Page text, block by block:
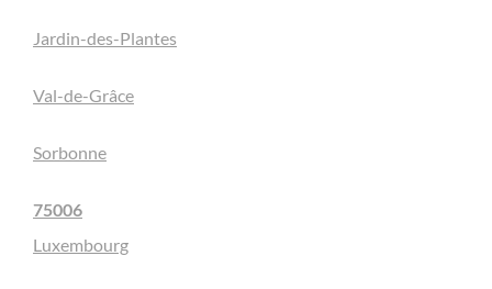
Jardin-des-Plantes
Val-de-Grâce
Sorbonne
75006
Luxembourg